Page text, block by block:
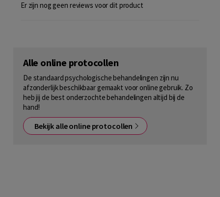
Er zijn nog geen reviews voor dit product
Alle online protocollen
De standaard psychologische behandelingen zijn nu
afzonderlijk beschikbaar gemaakt voor online gebruik. Zo
heb jij de best onderzochte behandelingen altijd bij de
hand!
Bekijk alle online protocollen